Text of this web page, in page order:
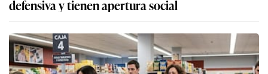
defensiva y tienen apertura social